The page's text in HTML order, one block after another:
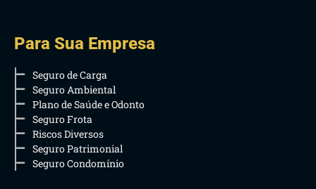
Para Sua Empresa
Seguro de Carga
Seguro Ambiental
Plano de Saúde e Odonto
Seguro Frota
Riscos Diversos
Seguro Patrimonial
Seguro Condomínio